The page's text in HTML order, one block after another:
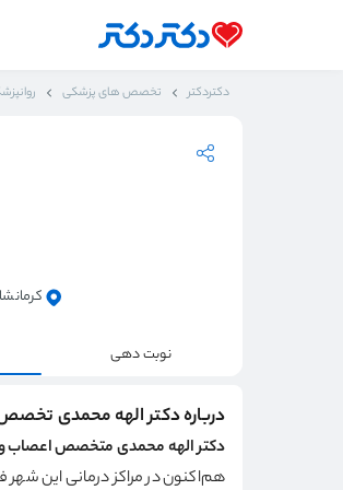
دکتردکتر تخصص های پزشکی
نوبت دهی
درباره دکتر الهه محمدی
دکتر الهه محمدی متخصص اعصاب
هم‌اکنون در مراکز درمانی این شهر